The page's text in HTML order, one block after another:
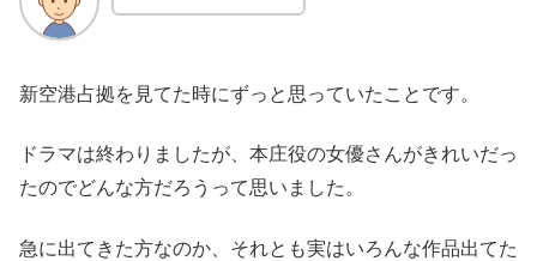
新空港占拠を見てた時にずっと思っていたことです。
ドラマは終わりましたが、本庄役の女優さんがきれいだっ
たのでどんな方だろうって思いました。
急に出てきた方なのか、それとも実はいろんな作品出てた